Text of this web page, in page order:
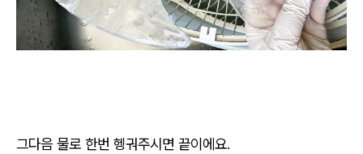
그다음 물로 한번 헹궈주시면 끝이에요.